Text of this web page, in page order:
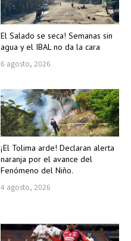
El Salado se seca! Semanas sin
agua y el IBAL no da la cara
6 agosto, 2026
¡El Tolima arde! Declaran alerta
naranja por el avance del
Fenómeno del Niño.
4 agosto, 2026